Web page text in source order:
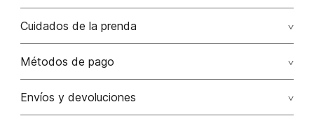
Lino 100%
Cuidados de la prenda
Lavado profesional en húmedo (w) planchar con vapor
No lavar
Métodos de pago
Tarjetas de crédito: Visa, Dinners, Master Card y American
Envíos y devoluciones